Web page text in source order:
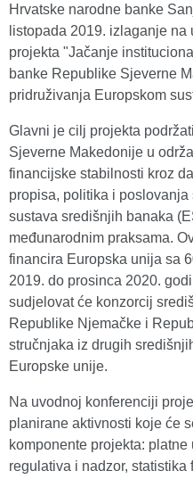
Hrvatske narodne banke
listopada 2019. izlaganje
projekta "Jačanje
banke Republike Sjeverne
pridruživanja Europskom
Glavni je cilj projekta
Sjeverne Makedonije u
financijske stabilnosti kroz
propisa, politika i
sustava središnjih banaka
međunarodnim praksama.
financira Europska unija sa
2019. do prosinca 2020.
sudjelovat će konzorcij
Republike Njemačke i
stručnjaka iz drugih
Europske unije.
Na uvodnoj konferenciji
planirane aktivnosti koje će
komponente projekta:
regulativa i nadzor,